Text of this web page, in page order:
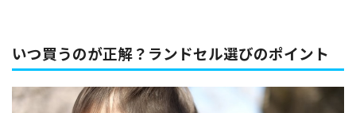
いつ買うのが正解？ランドセル選びのポイント